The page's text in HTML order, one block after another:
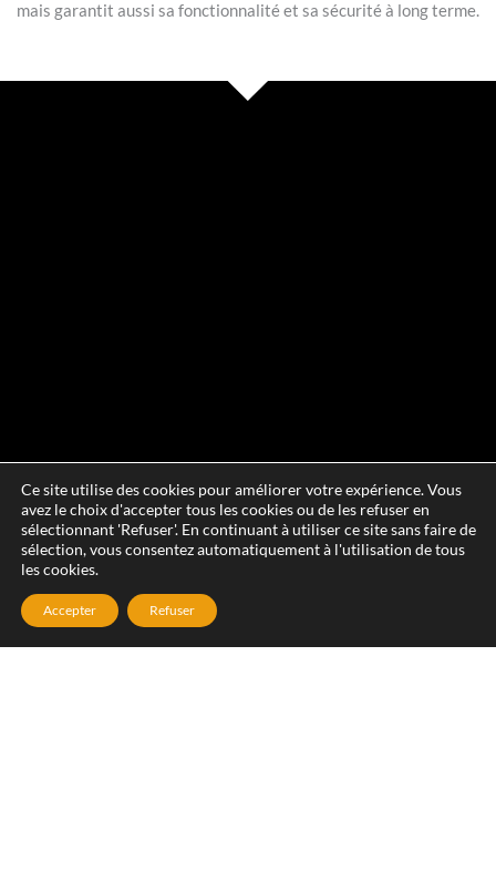
mais garantit aussi sa fonctionnalité et sa sécurité à long terme.
Ce site utilise des cookies pour améliorer votre expérience. Vous
avez le choix d'accepter tous les cookies ou de les refuser en
sélectionnant 'Refuser'. En continuant à utiliser ce site sans faire de
sélection, vous consentez automatiquement à l'utilisation de tous
les cookies.
Accepter Refuser